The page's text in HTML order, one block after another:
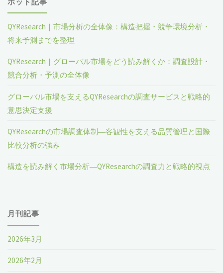
QYResearch｜市場分析の全体像：構造把握・競争環境分析・
将来予測までを整理
QYResearch｜グローバル市場をどう読み解くか：調査設計・
競合分析・予測の全体像
グローバル市場を支えるQYResearchの調査サービスと戦略的
意思決定支援
QYResearchの市場調査体制―客観性を支える品質管理と国際
比較分析の強み
構造を読み解く市場分析―QYResearchの調査力と戦略的視点
月刊記事
2026年3月
2026年2月